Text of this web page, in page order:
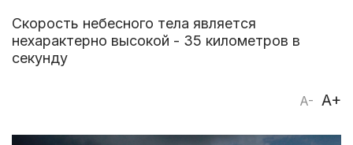
Скорость небесного тела является
нехарактерно высокой - 35 километров в
секунду
A- A+